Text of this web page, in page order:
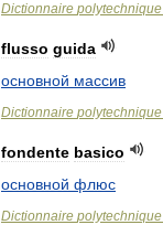
Dictionnaire polytechnique
flusso guida
основной массив
Dictionnaire polytechnique
fondente basico
основной флюс
Dictionnaire polytechnique